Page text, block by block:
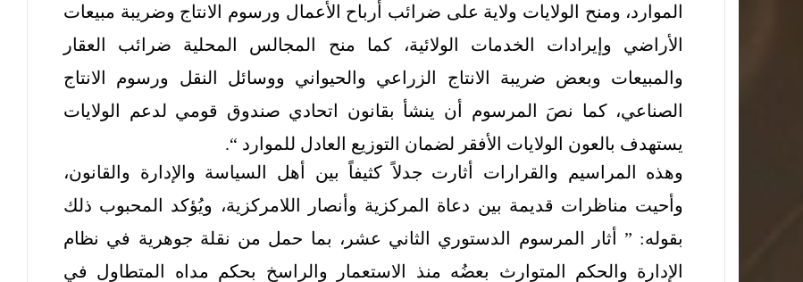
الموارد، ومنح الولايات ولاية على ضرائب أرباح الأعمال ورسوم الانتاج وضريبة مبيعات
الأراضي وإيرادات الخدمات الولائية، كما منح المجالس المحلية ضرائب العقار
والمبيعات وبعض ضريبة الانتاج الزراعي والحيواني ووسائل النقل ورسوم الانتاج
الصناعي، كما نصَ المرسوم أن ينشأ بقانون اتحادي صندوق قومي لدعم الولايات
يستهدف بالعون الولايات الأفقر لضمان التوزيع العادل للموارد “.
وهذه المراسيم والقرارات أثارت جدلاً كثيفاً بين أهل السياسة والإدارة والقانون،
وأحيت مناظرات قديمة بين دعاة المركزية وأنصار اللامركزية، ويُؤكد المحبوب ذلك
بقوله: ” أثار المرسوم الدستوري الثاني عشر، بما حمل من نقلة جوهرية في نظام
الإدارة والحكم المتوارث بعضُه منذ الاستعمار والراسخ بحكم مداه المتطاول في